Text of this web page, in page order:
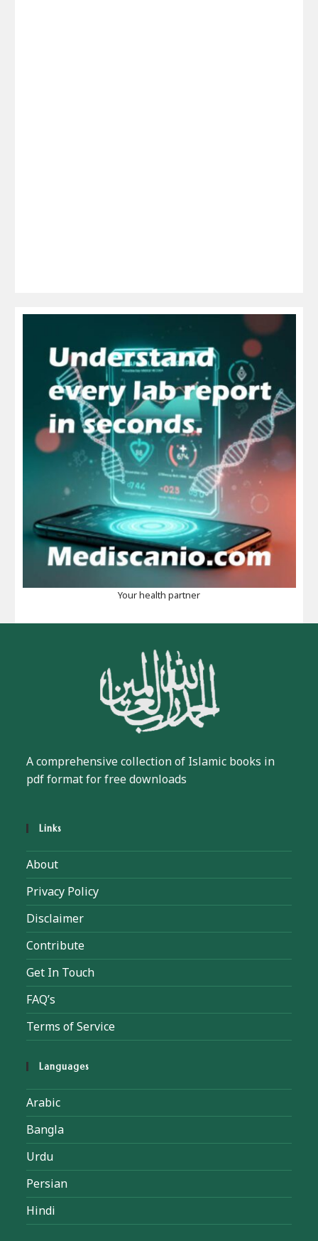
Your health partner
A comprehensive collection of Islamic books in
pdf format for free downloads
Links
About
Privacy Policy
Disclaimer
Contribute
Get In Touch
FAQ’s
Terms of Service
Languages
Arabic
Bangla
Urdu
Persian
Hindi